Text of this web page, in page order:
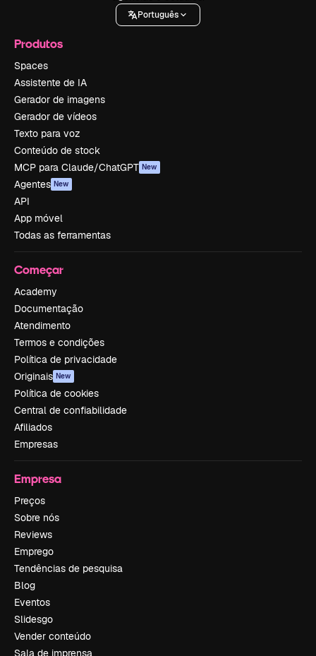
Português
Produtos
Spaces
Assistente de IA
Gerador de imagens
Gerador de vídeos
Texto para voz
Conteúdo de stock
MCP para Claude/ChatGPT New
Agentes New
API
App móvel
Todas as ferramentas
Começar
Academy
Documentação
Atendimento
Termos e condições
Política de privacidade
Originais New
Política de cookies
Central de confiabilidade
Afiliados
Empresas
Empresa
Preços
Sobre nós
Reviews
Emprego
Tendências de pesquisa
Blog
Eventos
Slidesgo
Vender conteúdo
Sala de imprensa